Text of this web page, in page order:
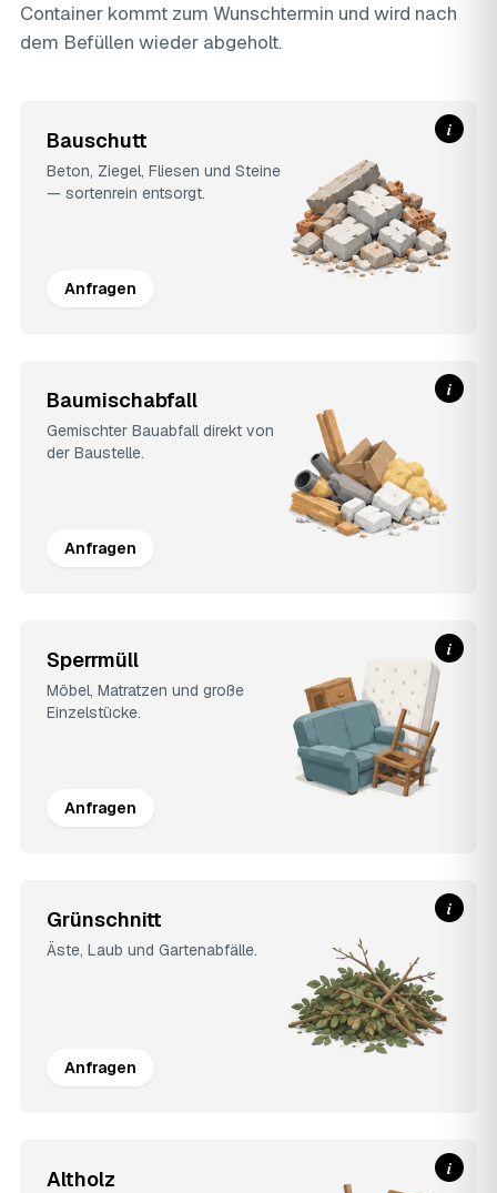
Container kommt zum Wunschtermin und wird nach
dem Befüllen wieder abgeholt.
Bauschutt
Beton, Ziegel, Fliesen und Steine
— sortenrein entsorgt.
Anfragen
i
Baumischabfall
Gemischter Bauabfall direkt von
der Baustelle.
Anfragen
i
Sperrmüll
Möbel, Matratzen und große
Einzelstücke.
Anfragen
i
Grünschnitt
Äste, Laub und Gartenabfälle.
Anfragen
i
Altholz i